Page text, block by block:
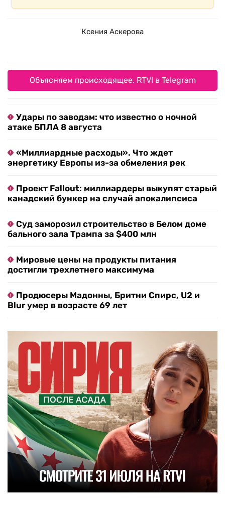
Ксения Аскерова
Объясняем происходящее. RTVI в Telegram
Удары по заводам: что известно о ночной
атаке БПЛА 8 августа
«Миллиардные расходы». Что ждет
энергетику Европы из-за обмеления рек
Проект Fallout: миллиардеры выкупят старый
канадский бункер на случай апокалипсиса
Суд заморозил строительство в Белом доме
бального зала Трампа за $400 млн
Мировые цены на продукты питания
достигли трехлетнего максимума
Продюсеры Мадонны, Бритни Спирс, U2 и
Blur умер в возрасте 69 лет